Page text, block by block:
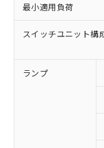
最小適用負荷
スイッチユニット構
ランプ